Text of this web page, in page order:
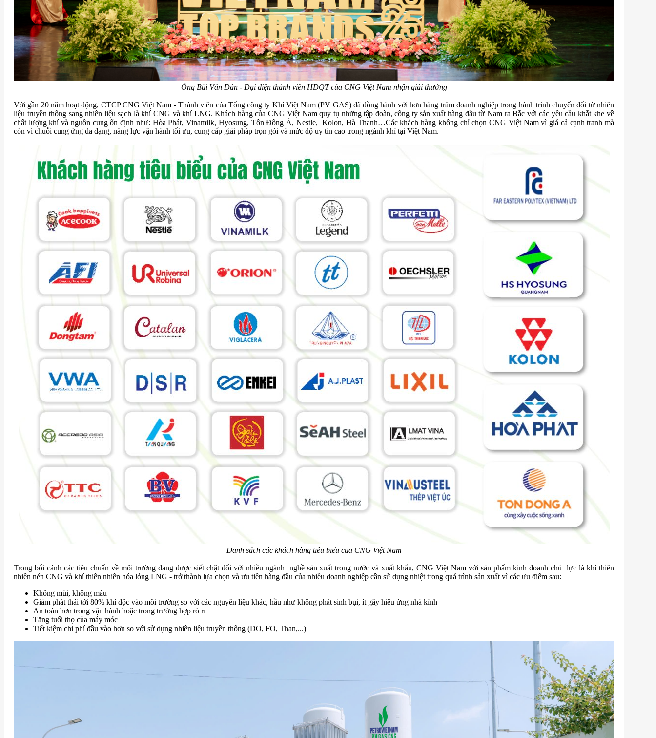
Ông Bùi Văn Đản - Đại diện thành viên HĐQT của CNG Việt Nam nhận giải thưởng
Với gần 20 năm hoạt động, CTCP CNG Việt Nam - Thành viên của Tổng công ty Khí Việt Nam (PV GAS) đã đồng hành với hơn hàng trăm doanh nghiệp trong hành trình chuyển đổi từ nhiên
liệu truyền thống sang nhiên liệu sạch là khí CNG và khí LNG. Khách hàng của CNG Việt Nam quy tụ những tập đoàn, công ty sản xuất hàng đầu từ Nam ra Bắc với các yêu cầu khắt khe về
chất lượng khí và nguồn cung ổn định như: Hòa Phát, Vinamilk, Hyosung, Tôn Đông Á, Nestle, Kolon, Hà Thanh…Các khách hàng không chỉ chọn CNG Việt Nam vì giá cả cạnh tranh mà
còn vì chuỗi cung ứng đa dạng, năng lực vận hành tối ưu, cung cấp giải pháp trọn gói và mức độ uy tín cao trong ngành khí tại Việt Nam.
Danh sách các khách hàng tiêu biểu của CNG Việt Nam
Trong bối cảnh các tiêu chuẩn về môi trường đang được siết chặt đối với nhiều ngành nghề sản xuất trong nước và xuất khẩu, CNG Việt Nam với sản phẩm kinh doanh chủ lực là khí thiên
nhiên nén CNG và khí thiên nhiên hóa lỏng LNG - trở thành lựa chọn và ưu tiên hàng đầu của nhiều doanh nghiệp cần sử dụng nhiệt trong quá trình sản xuất vì các ưu điểm sau:
Không mùi, không màu
Giảm phát thải tới 80% khí độc vào môi trường so với các nguyên liệu khác, hầu như không phát sinh bụi, ít gây hiệu ứng nhà kính
An toàn hơn trong vận hành hoặc trong trường hợp rò rỉ
Tăng tuổi thọ của máy móc
Tiết kiệm chi phí đầu vào hơn so với sử dụng nhiên liệu truyền thống (DO, FO, Than,...)